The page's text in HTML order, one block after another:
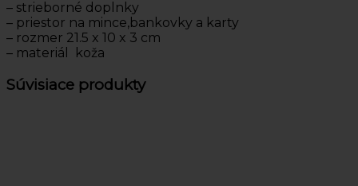
– strieborné doplnky
– priestor na mince,bankovky a karty
– rozmer 21.5 x 10 x 3 cm
– materiál koža
Súvisiace produkty